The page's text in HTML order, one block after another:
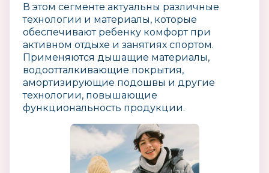
В этом сегменте актуальны различные
технологии и материалы, которые
обеспечивают ребенку комфорт при
активном отдыхе и занятиях спортом.
Применяются дышащие материалы,
водоотталкивающие покрытия,
амортизирующие подошвы и другие
технологии, повышающие
функциональность продукции.